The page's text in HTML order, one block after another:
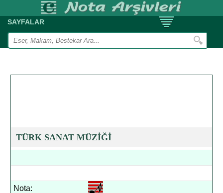
SAYFALAR
TÜRK SANAT MÜZİĞİ
Nota: